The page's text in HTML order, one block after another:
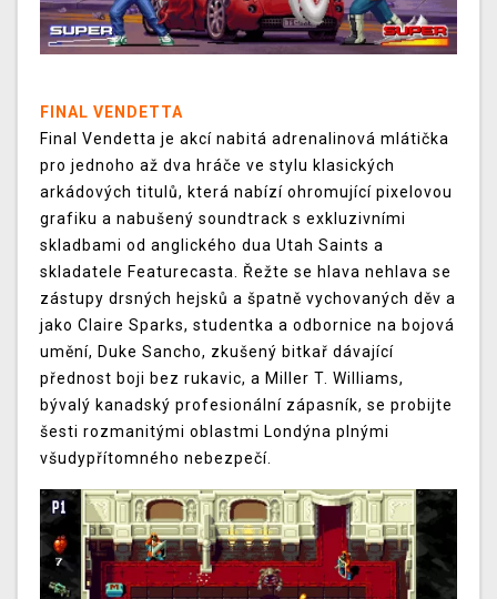
FINAL VENDETTA
Final Vendetta je akcí nabitá adrenalinová mlátička
pro jednoho až dva hráče ve stylu klasických
arkádových titulů, která nabízí ohromující pixelovou
grafiku a nabušený soundtrack s exkluzivními
skladbami od anglického dua Utah Saints a
skladatele Featurecasta. Řežte se hlava nehlava se
zástupy drsných hejsků a špatně vychovaných děv a
jako Claire Sparks, studentka a odbornice na bojová
umění, Duke Sancho, zkušený bitkař dávající
přednost boji bez rukavic, a Miller T. Williams,
bývalý kanadský profesionální zápasník, se probijte
šesti rozmanitými oblastmi Londýna plnými
všudypřítomného nebezpečí.